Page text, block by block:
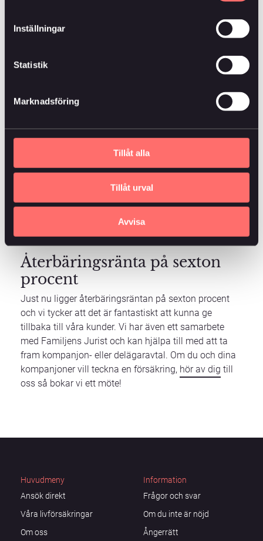
Inställningar
Statistik
Marknadsföring
Tillåt alla
Tillåt urval
Avvisa
Änkan är ett ömsesidigt företag och det innebär att
hand om våra kunder och finns alltid nära om du
behöver oss. Vi har skyddat familjer under lång tid
Änkan?
Bolagets goda ekonomi, dess kapitalförvaltning, höga
konsolideringsnivå och bolagsform är några av
faktorerna som gjort att vi hittills alltid har haft en
Återbäringsränta på sexton
procent
Just nu ligger återbäringsräntan på sexton procent
och vi tycker att det är fantastiskt att kunna ge
tillbaka till våra kunder. Vi har även ett samarbete
med Familjens Jurist och kan hjälpa till med att ta
fram kompanjon- eller delägaravtal. Om du och dina
kompanjoner vill teckna en försäkring, hör av dig till
oss så bokar vi ett möte!
Huvudmeny
Ansök direkt
Våra livförsäkringar
Om oss
Information
Frågor och svar
Om du inte är nöjd
Ångerrätt